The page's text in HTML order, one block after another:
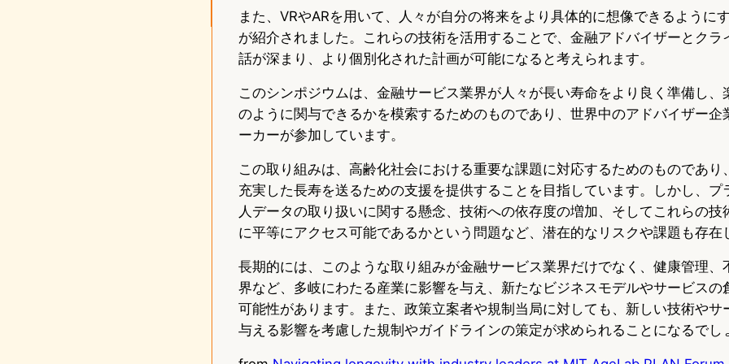
また、VRやARを用いて、人々が自分の将来をより具体的に想像できるように
が紹介されました。これらの技術を活用することで、金融アドバイザーとクラ
話が深まり、より個別化された計画が可能になると考えられます。
このシンポジウムは、金融サービス業界が人々が長い寿命をより良く準備し、
のように関与できるかを模索するためのものであり、世界中のアドバイザー企
ーカーが参加しています。
この取り組みは、高齢化社会における重要な課題に対応するためのものであり
充実した長寿を送るための支援を提供することを目指しています。しかし、プ
人データの取り扱いに関する懸念、技術への依存度の増加、そしてこれらの技
に平等にアクセス可能であるかという問題など、潜在的なリスクや課題も存在
長期的には、このような取り組みが金融サービス業界だけでなく、健康管理、
界など、多岐にわたる産業に影響を与え、新たなビジネスモデルやサービスの
可能性があります。また、政策立案者や規制当局に対しても、新しい技術やサ
与える影響を考慮した規制やガイドラインの策定が求められることになるでし